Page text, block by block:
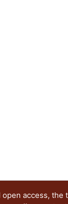
access,